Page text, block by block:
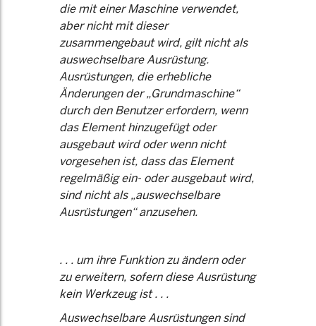
die mit einer Maschine verwendet,
aber nicht mit dieser
zusammengebaut wird, gilt nicht als
auswechselbare Ausrüstung.
Ausrüstungen, die erhebliche
Änderungen der „Grundmaschine“
durch den Benutzer erfordern, wenn
das Element hinzugefügt oder
ausgebaut wird oder wenn nicht
vorgesehen ist, dass das Element
regelmäßig ein- oder ausgebaut wird,
sind nicht als „auswechselbare
Ausrüstungen“ anzusehen.
. . . um ihre Funktion zu ändern oder
zu erweitern, sofern diese Ausrüstung
kein Werkzeug ist . . .
Auswechselbare Ausrüstungen sind